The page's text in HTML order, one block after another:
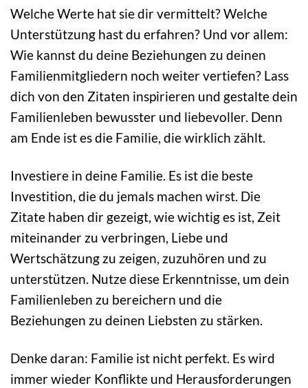
Welche Werte hat sie dir vermittelt? Welche
Unterstützung hast du erfahren? Und vor allem:
Wie kannst du deine Beziehungen zu deinen
Familienmitgliedern noch weiter vertiefen? Lass
dich von den Zitaten inspirieren und gestalte dein
Familienleben bewusster und liebevoller. Denn
am Ende ist es die Familie, die wirklich zählt.
Investiere in deine Familie. Es ist die beste
Investition, die du jemals machen wirst. Die
Zitate haben dir gezeigt, wie wichtig es ist, Zeit
miteinander zu verbringen, Liebe und
Wertschätzung zu zeigen, zuzuhören und zu
unterstützen. Nutze diese Erkenntnisse, um dein
Familienleben zu bereichern und die
Beziehungen zu deinen Liebsten zu stärken.
Denke daran: Familie ist nicht perfekt. Es wird
immer wieder Konflikte und Herausforderungen